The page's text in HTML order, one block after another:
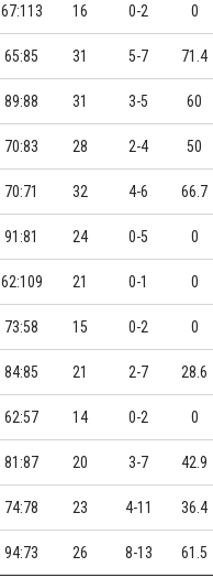
67:113 16 0-2 0
65:85 31 5-7 71.4
89:88 31 3-5 60
70:83 28 2-4 50
70:71 32 4-6 66.7
91:81 24 0-5 0
62:109 21 0-1 0
73:58 15 0-2 0
84:85 21 2-7 28.6
62:57 14 0-2 0
81:87 20 3-7 42.9
74:78 23 4-11 36.4
94:73 26 8-13 61.5